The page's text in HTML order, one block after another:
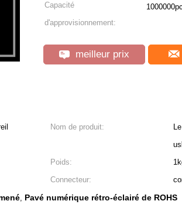
Capacité
d'approvisionnement:
meilleur prix
Nom de produit:
Poids:
Connecteur:
, Pavé numérique rétro-éclairé de ROHS